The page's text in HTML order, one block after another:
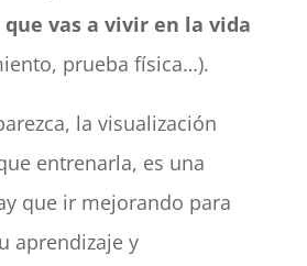
vas a vivir en la vida
prueba física…).
la visualización
entrenarla, es una
que ir mejorando para
aprendizaje y